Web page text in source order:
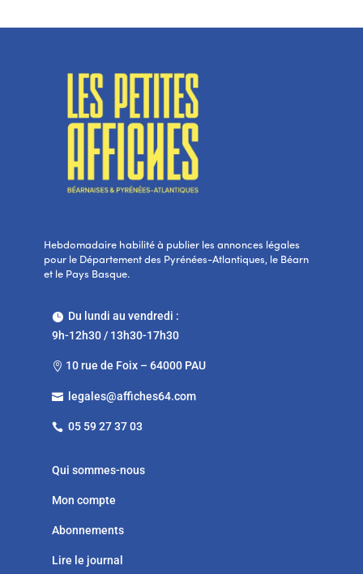
Hebdomadaire habilité à publier les annonces légales
pour le Département des Pyrénées-Atlantiques, le Béarn
et le Pays Basque.
Du lundi au vendredi :
9h-12h30 / 13h30-17h30
 10 rue de Foix – 64000 PAU
 legales@affiches64.com
 05 59 27 37 03
Qui sommes-nous
Mon compte
Abonnements
Lire le journal